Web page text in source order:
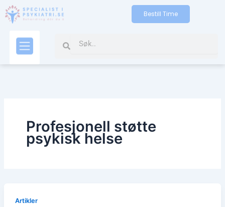
Bestill Time
Search
Profesjonell støtte
psykisk helse
Artikler